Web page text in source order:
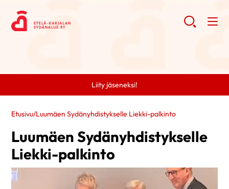
Liity jäseneksi!
Etusivu/Luumäen Sydänyhdistykselle Liekki-palkinto
Luumäen Sydänyhdistykselle
Liekki-palkinto